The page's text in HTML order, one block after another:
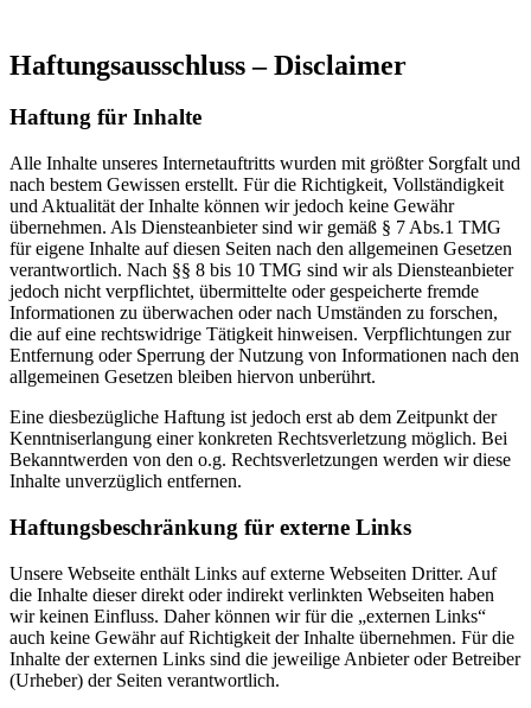
Haftungsausschluss – Disclaimer
Haftung für Inhalte
Alle Inhalte unseres Internetauftritts wurden mit größter Sorgfalt und
nach bestem Gewissen erstellt. Für die Richtigkeit, Vollständigkeit
und Aktualität der Inhalte können wir jedoch keine Gewähr
übernehmen. Als Diensteanbieter sind wir gemäß § 7 Abs.1 TMG
für eigene Inhalte auf diesen Seiten nach den allgemeinen Gesetzen
verantwortlich. Nach §§ 8 bis 10 TMG sind wir als Diensteanbieter
jedoch nicht verpflichtet, übermittelte oder gespeicherte fremde
Informationen zu überwachen oder nach Umständen zu forschen,
die auf eine rechtswidrige Tätigkeit hinweisen. Verpflichtungen zur
Entfernung oder Sperrung der Nutzung von Informationen nach den
allgemeinen Gesetzen bleiben hiervon unberührt.
Eine diesbezügliche Haftung ist jedoch erst ab dem Zeitpunkt der
Kenntniserlangung einer konkreten Rechtsverletzung möglich. Bei
Bekanntwerden von den o.g. Rechtsverletzungen werden wir diese
Inhalte unverzüglich entfernen.
Haftungsbeschränkung für externe Links
Unsere Webseite enthält Links auf externe Webseiten Dritter. Auf
die Inhalte dieser direkt oder indirekt verlinkten Webseiten haben
wir keinen Einfluss. Daher können wir für die „externen Links“
auch keine Gewähr auf Richtigkeit der Inhalte übernehmen. Für die
Inhalte der externen Links sind die jeweilige Anbieter oder Betreiber
(Urheber) der Seiten verantwortlich.